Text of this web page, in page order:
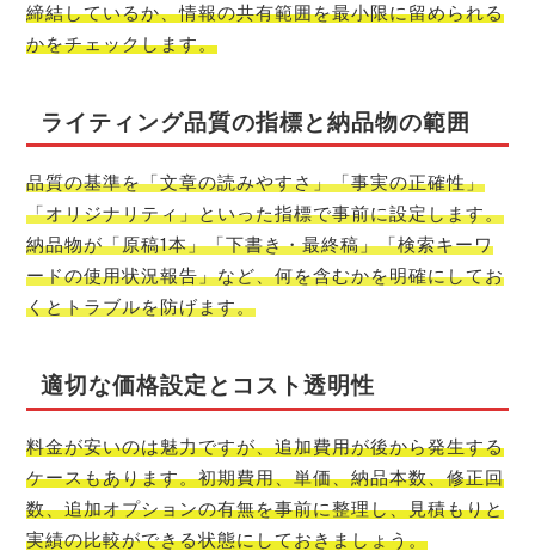
締結しているか、情報の共有範囲を最小限に留められる
かをチェックします。
ライティング品質の指標と納品物の範囲
品質の基準を「文章の読みやすさ」「事実の正確性」
「オリジナリティ」といった指標で事前に設定します。
納品物が「原稿1本」「下書き・最終稿」「検索キーワ
ードの使用状況報告」など、何を含むかを明確にしてお
くとトラブルを防げます。
適切な価格設定とコスト透明性
料金が安いのは魅力ですが、追加費用が後から発生する
ケースもあります。初期費用、単価、納品本数、修正回
数、追加オプションの有無を事前に整理し、見積もりと
実績の比較ができる状態にしておきましょう。